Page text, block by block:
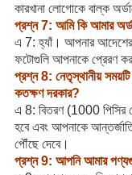
কারখানা লোগোকে বাল্ক
প্রশ্ন 7: আমি কি আমার
এ 7: হ্যাঁ। আপনার আদেশের
ফটোগুলি আপনাকে প্রেরণ
প্রশ্ন 8: নেতৃস্থানীয়
কতক্ষণ দরকার?
এ 8: বিতরণ (1000 পিসির
হবে এবং আপনাকে
পৌঁছে দেবে।
প্রশ্ন 9: আপনি আমার